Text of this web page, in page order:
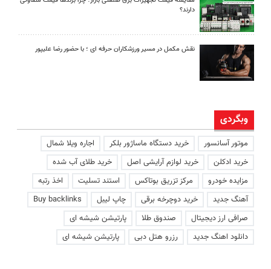
دارند؟
نقش مکمل در مسیر ورزشکاران حرفه ای ؛ با حضور رضا علیپور
وبگردی
موتور آسانسور خرید دستگاه ماساژور بلکر
اجاره ویلا شمال
خرید ادکلن
خرید لوازم آرایشی اصل
خرید طلای آب شده
مزایده خودرو
مرکز تزریق بوتاکس استند تسلیت
اخذ رتبه
آهنگ جدید
خرید دوچرخه برقی چاپ لیبل
Buy backlinks
صرافی ارز دیجیتال
صندوق طلا
پارتیشن شیشه ای
دانلود اهنگ جدید
رزرو هتل دبی پارتیشن شیشه ای